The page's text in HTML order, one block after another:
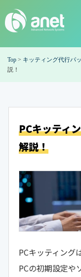
Top > キッティング代行パ
説！
PCキッティ
解説！
PCキッティング
PCの初期設定や